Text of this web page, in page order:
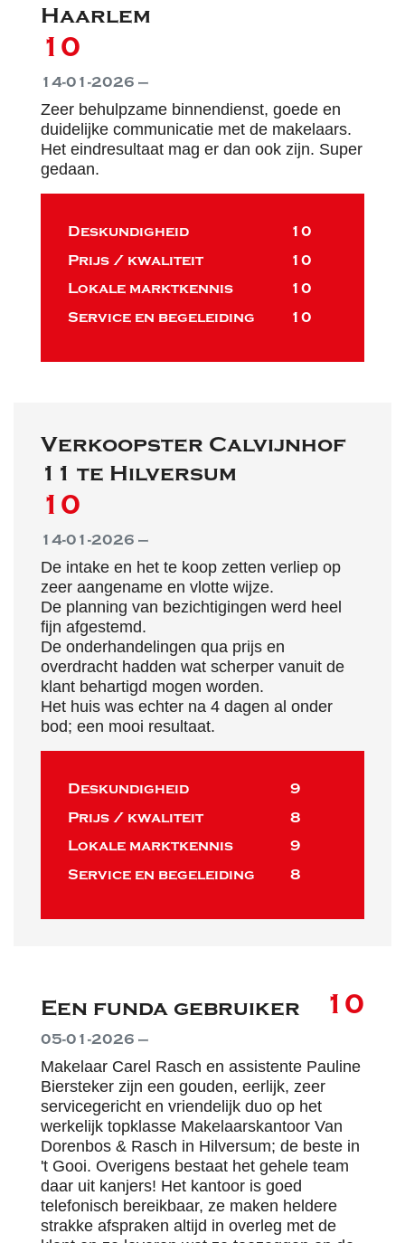
Haarlem
10
14-01-2026 —
Zeer behulpzame binnendienst, goede en
duidelijke communicatie met de makelaars.
Het eindresultaat mag er dan ook zijn. Super
gedaan.
Deskundigheid
10
Prijs / kwaliteit
10
Lokale marktkennis
10
Service en begeleiding
10
Verkoopster Calvijnhof
11 te Hilversum
10
14-01-2026 —
De intake en het te koop zetten verliep op
zeer aangename en vlotte wijze.
De planning van bezichtigingen werd heel
fijn afgestemd.
De onderhandelingen qua prijs en
overdracht hadden wat scherper vanuit de
klant behartigd mogen worden.
Het huis was echter na 4 dagen al onder
bod; een mooi resultaat.
Deskundigheid
9
Prijs / kwaliteit
8
Lokale marktkennis
9
Service en begeleiding
8
Een funda gebruiker 10
05-01-2026 —
Makelaar Carel Rasch en assistente Pauline
Biersteker zijn een gouden, eerlijk, zeer
servicegericht en vriendelijk duo op het
werkelijk topklasse Makelaarskantoor Van
Dorenbos & Rasch in Hilversum; de beste in
't Gooi. Overigens bestaat het gehele team
daar uit kanjers! Het kantoor is goed
telefonisch bereikbaar, ze maken heldere
strakke afspraken altijd in overleg met de